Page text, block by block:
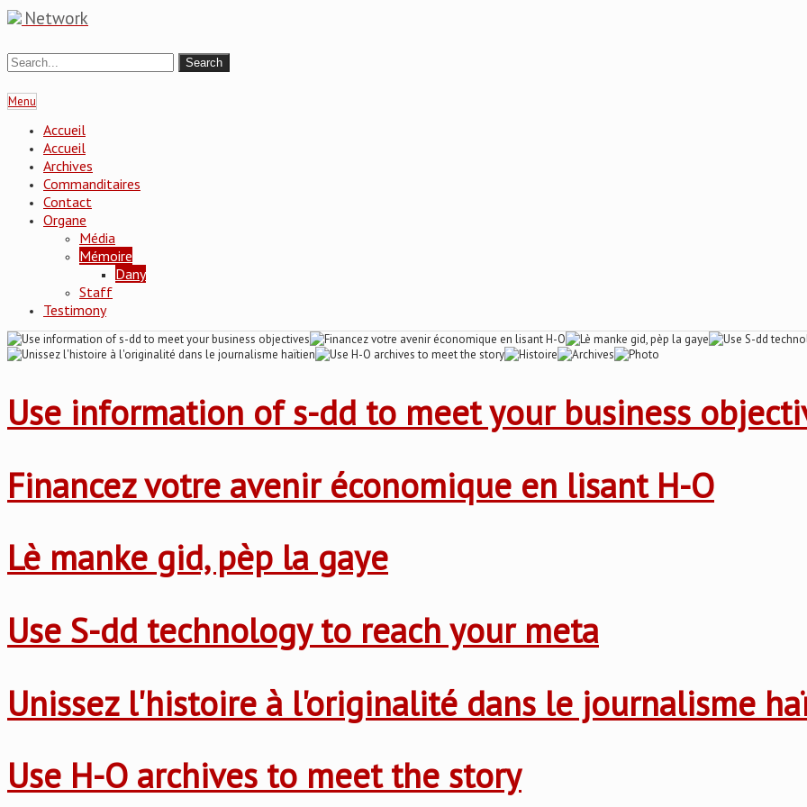
Network
Menu
Accueil
Accueil
Archives
Commanditaires
Contact
Organe
Média
Mémoire
Dany
Staff
Testimony
Use information of s-dd to meet your business
Financez votre avenir économique en lisant H-O
Lè manke gid, pèp la gaye
Use S-dd technology to reach your meta
Unissez l'histoire à l'originalité dans le journalisme
Use H-O archives to meet the story